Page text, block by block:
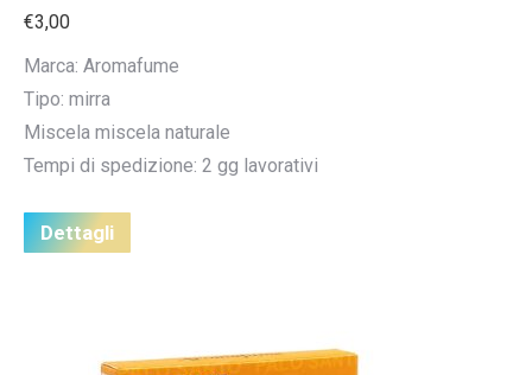
€3,00
Marca: Aromafume
Tipo: mirra
Miscela miscela naturale
Tempi di spedizione: 2 gg lavorativi
Dettagli